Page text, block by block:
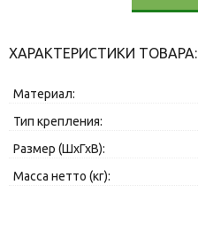
ХАРАКТЕРИСТИКИ ТОВАРА:
Материал:
Тип крепления:
Размер (ШхГхВ):
Масса нетто (кг):